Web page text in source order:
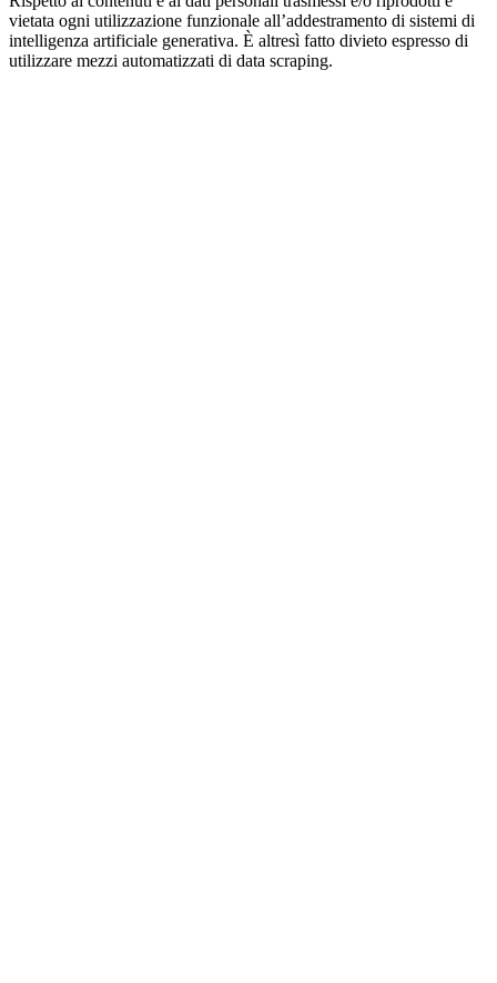
vietata ogni utilizzazione funzionale all’addestramento di sistemi di
intelligenza artificiale generativa. È altresì fatto divieto espresso di
utilizzare mezzi automatizzati di data scraping.